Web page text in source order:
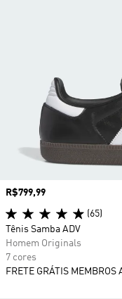
Preço
R$799,99
(65)
Tênis Samba ADV
Homem Originals
7 cores
FRETE GRÁTIS MEMBROS